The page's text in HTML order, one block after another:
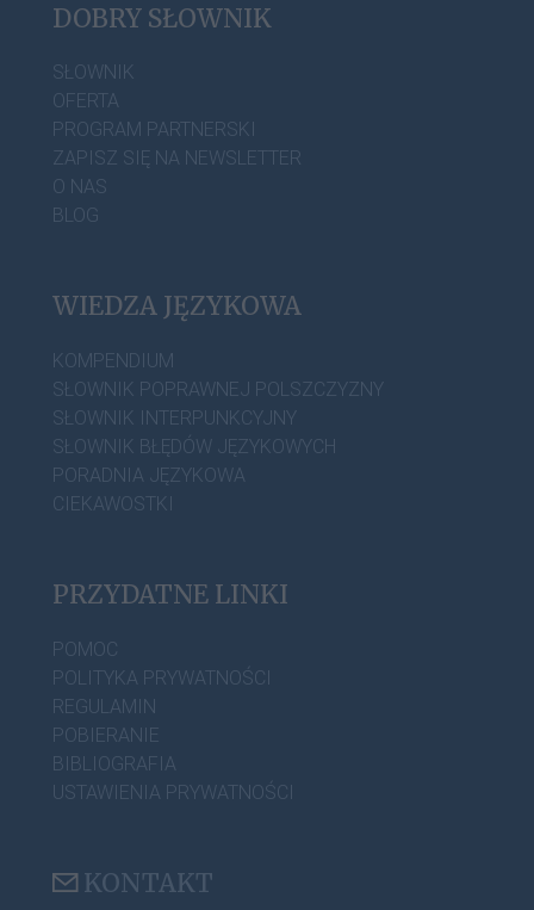
DOBRY SŁOWNIK
SŁOWNIK
OFERTA
PROGRAM PARTNERSKI
ZAPISZ SIĘ NA NEWSLETTER
O NAS
BLOG
WIEDZA JĘZYKOWA
KOMPENDIUM
SŁOWNIK POPRAWNEJ POLSZCZYZNY
SŁOWNIK INTERPUNKCYJNY
SŁOWNIK BŁĘDÓW JĘZYKOWYCH
PORADNIA JĘZYKOWA
CIEKAWOSTKI
PRZYDATNE LINKI
POMOC
POLITYKA PRYWATNOŚCI
REGULAMIN
POBIERANIE
BIBLIOGRAFIA
USTAWIENIA PRYWATNOŚCI
KONTAKT